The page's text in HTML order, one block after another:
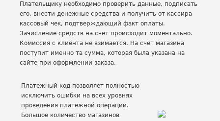
Плательщику необходимо проверить данные, подписать
его, внести денежные средства и получить от кассира
кассовый чек, подтверждающий факт оплаты.
Зачисление средств на счет происходит моментально.
Комиссия с клиента не взимается. На счет магазина
поступит именно та сумма, которая была указана на
сайте при оформлении заказа.
Платежный код позволяет полностью
исключить ошибки на всех уровнях
проведения платежной операции.
Большое количество магазинов